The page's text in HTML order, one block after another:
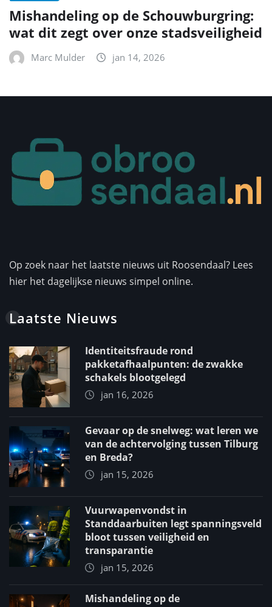
Mishandeling op de Schouwburgring:
wat dit zegt over onze stadsveiligheid
Marc Mulder jan 14, 2026
Op zoek naar het laatste nieuws uit Roosendaal? Lees
hier het dagelijkse nieuws simpel online.
Laatste Nieuws
Identiteitsfraude rond
pakketafhaalpunten: de zwakke
schakels blootgelegd
jan 16, 2026
Gevaar op de snelweg: wat leren we
van de achtervolging tussen Tilburg
en Breda?
jan 15, 2026
Vuurwapenvondst in
Standdaarbuiten legt spanningsveld
bloot tussen veiligheid en
transparantie
jan 15, 2026
Mishandeling op de